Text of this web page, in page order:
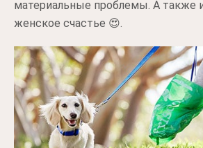
материальные проблемы. А также
женское счастье 😍.